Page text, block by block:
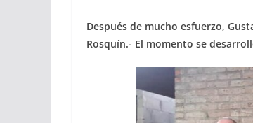
Después de mucho esfuerzo,
Rosquín.- El momento se